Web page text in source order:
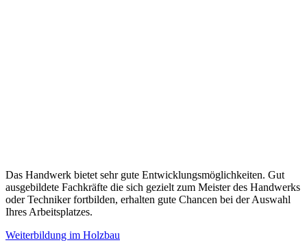
Das Handwerk bietet sehr gute Entwicklungsmöglichkeiten. Gut
ausgebildete Fachkräfte die sich gezielt zum Meister des Handwerks
oder Techniker fortbilden, erhalten gute Chancen bei der Auswahl
Ihres Arbeitsplatzes.
Weiterbildung im Holzbau